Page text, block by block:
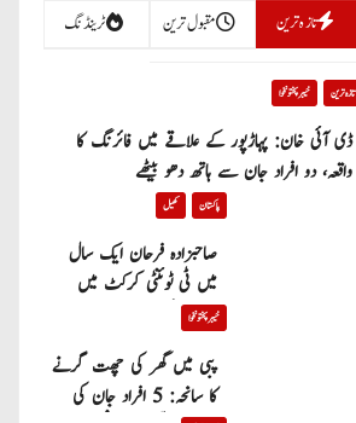
تازہ ترین مقبول ترین ٹرینڈنگ
تازہ ترین خیبر پختونخوا
ڈی آئی خان: پہاڑپور کے علاقے میں فائرنگ کا
واقعہ، دو افراد جان سے ہاتھ دھو بیٹھے
پاکستان کھیل
صاحبزادہ فرحان ایک سال
میں ٹی ٹوئنٹی کرکٹ میں
100 چھکے لگانے والے پہلے
پاکستانی بیٹر بن گئے
خیبر پختونخوا
پبی میں گھر کی چھت گرنے
کا سانحہ: 5 افراد جان کی